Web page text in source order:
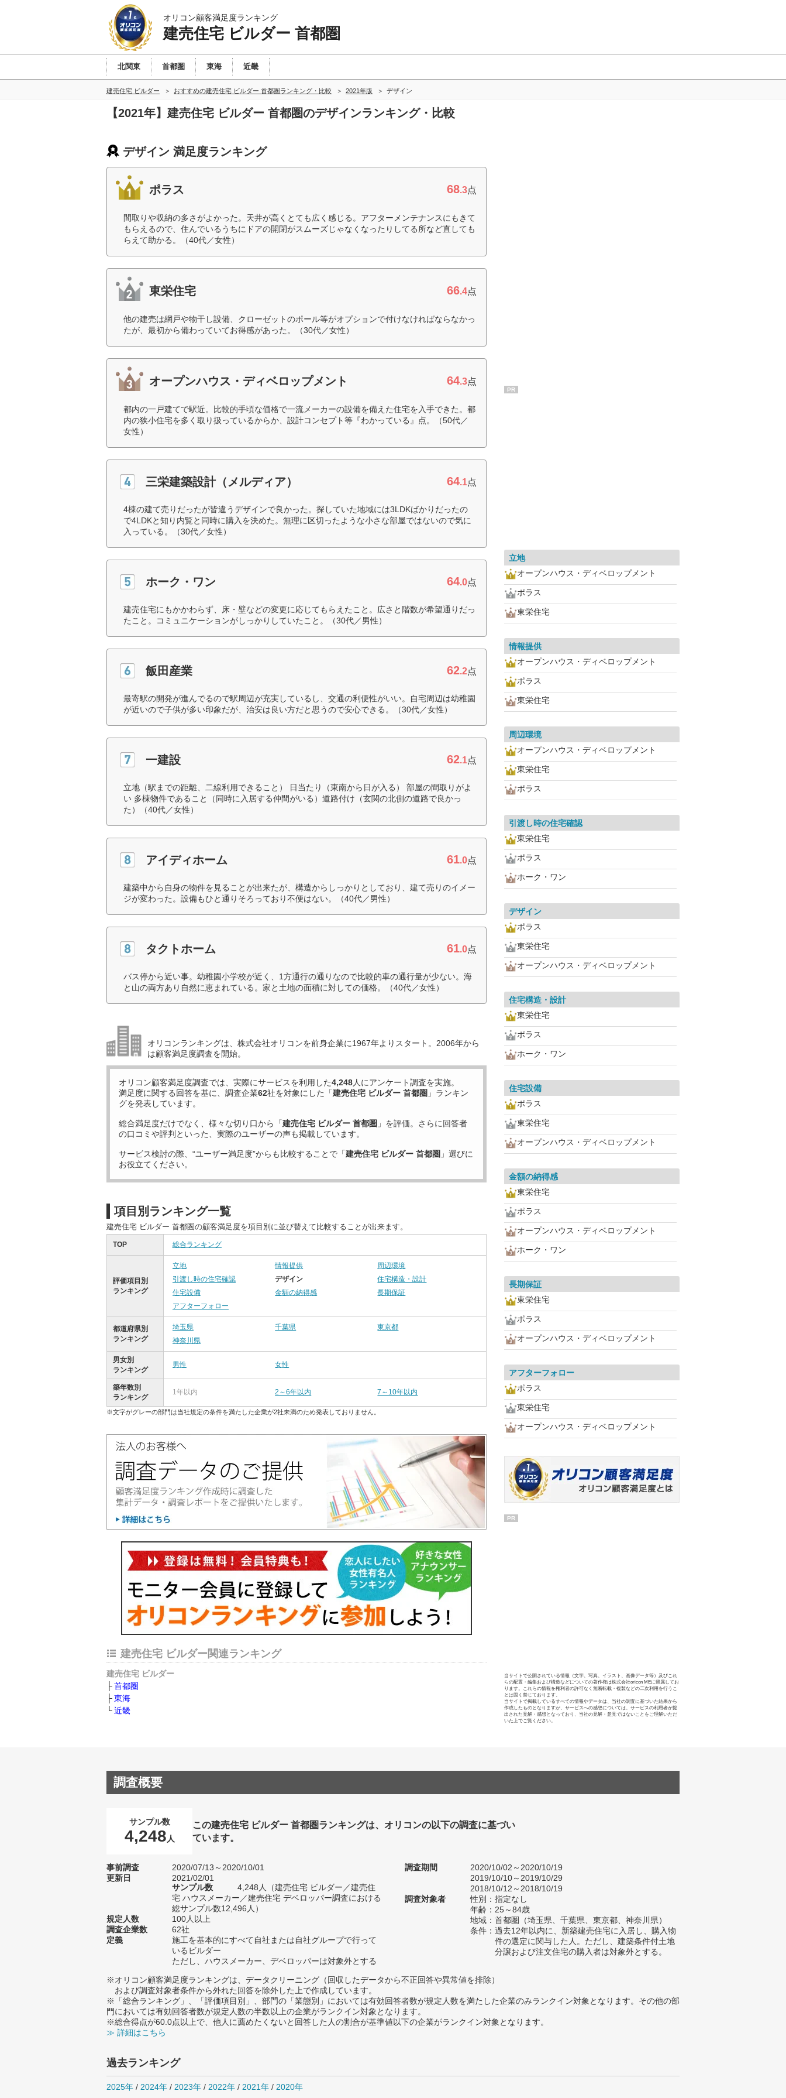
オリコン顧客満足度ランキング
建売住宅 ビルダー 首都圏
北関東 首都圏 東海 近畿
建売住宅 ビルダー おすすめの建売住宅 ビルダー 首都圏ランキング・比較 2021年版 デザイン
【2021年】建売住宅 ビルダー 首都圏のデザインランキング・比較
デザイン 満足度ランキング
ポラス 68.3点
間取りや収納の多さがよかった。天井が高くとても広く感じる。アフターメンテナンスにもきて
もらえるので、住んでいるうちにドアの開閉がスムーズじゃなくなったりしてる所など直しても
らえて助かる。（40代／女性）
東栄住宅 66.4点
他の建売は網戸や物干し設備、クローゼットのポール等がオプションで付けなければならなかっ
たが、最初から備わっていてお得感があった。（30代／女性）
オープンハウス・ディベロップメント 64.3点
都内の一戸建てで駅近。比較的手頃な価格で一流メーカーの設備を備えた住宅を入手できた。都
内の狭小住宅を多く取り扱っているからか、設計コンセプト等『わかっている』点。（50代／
女性）
三栄建築設計（メルディア） 64.1点
4棟の建て売りだったが皆違うデザインで良かった。探していた地域には3LDKばかりだったの
で4LDKと知り内覧と同時に購入を決めた。無理に区切ったような小さな部屋ではないので気に
入っている。（30代／女性）
ホーク・ワン 64.0点
建売住宅にもかかわらず、床・壁などの変更に応じてもらえたこと。広さと階数が希望通りだっ
たこと。コミュニケーションがしっかりしていたこと。（30代／男性）
飯田産業 62.2点
最寄駅の開発が進んでるので駅周辺が充実しているし、交通の利便性がいい。自宅周辺は幼稚園
が近いので子供が多い印象だが、治安は良い方だと思うので安心できる。（30代／女性）
一建設 62.1点
立地（駅までの距離、二線利用できること） 日当たり（東南から日が入る） 部屋の間取りがよ
い 多棟物件であること（同時に入居する仲間がいる）道路付け（玄関の北側の道路で良かっ
た）（40代／女性）
アイディホーム 61.0点
建築中から自身の物件を見ることが出来たが、構造からしっかりとしており、建て売りのイメー
ジが変わった。設備もひと通りそろっており不便はない。（40代／男性）
タクトホーム 61.0点
バス停から近い事。幼稚園小学校が近く、1方通行の通りなので比較的車の通行量が少ない。海
と山の両方あり自然に恵まれている。家と土地の面積に対しての価格。（40代／女性）
オリコンランキングは、株式会社オリコンを前身企業に1967年よりスタート。2006年から
は顧客満足度調査を開始。
オリコン顧客満足度調査では、実際にサービスを利用した4,248人にアンケート調査を実施。
満足度に関する回答を基に、調査企業62社を対象にした「建売住宅 ビルダー 首都圏 」ランキン
グを発表しています。
総合満足度だけでなく、様々な切り口から「建売住宅 ビルダー 首都圏 」を評価。さらに回答者
の口コミや評判といった、実際のユーザーの声も掲載しています。
サービス検討の際、“ユーザー満足度”からも比較することで「建売住宅 ビルダー 首都圏 」選びに
お役立てください。
項目別ランキング一覧
建売住宅 ビルダー 首都圏の顧客満足度を項目別に並び替えて比較することが出来ます。
TOP 総合ランキング
評価項目別
ランキング
立地 情報提供
周辺環境
引渡し時の住宅確認
デザイン
住宅構造・設計
住宅設備
金額の納得感
長期保証
アフターフォロー
都道府県別
ランキング
埼玉県 千葉県
東京都
神奈川県
男女別
ランキング
男性 女性
築年数別
ランキング
1年以内 2～6年以内 7～10年以内
※文字がグレーの部門は当社規定の条件を満たした企業が2社未満のため発表しておりません。
建売住宅 ビルダー関連ランキング
建売住宅 ビルダー
首都圏
東海
近畿
PR
立地
オープンハウス・ディベロップメント
ポラス
東栄住宅
情報提供
オープンハウス・ディベロップメント
ポラス
東栄住宅
周辺環境
オープンハウス・ディベロップメント
東栄住宅
ポラス
引渡し時の住宅確認
東栄住宅
ポラス
ホーク・ワン
デザイン
ポラス
東栄住宅
オープンハウス・ディベロップメント
住宅構造・設計
東栄住宅
ポラス
ホーク・ワン
住宅設備
ポラス
東栄住宅
オープンハウス・ディベロップメント
金額の納得感
東栄住宅
ポラス
オープンハウス・ディベロップメント
ホーク・ワン
長期保証
東栄住宅
ポラス
オープンハウス・ディベロップメント
アフターフォロー
ポラス
東栄住宅
オープンハウス・ディベロップメント
PR
当サイトで公開されている情報（文字、写真、イラスト、画像データ等）及びこれ
らの配置・編集および構造などについての著作権は株式会社oricon MEに帰属してお
ります。これらの情報を権利者の許可なく無断転載・複製などの二次利用を行うこ
とは固く禁じております。
当サイトで掲載しているすべての情報やデータは、当社の調査に基づいた結果から
作成したものとなりますが、サービスへの感想については、サービスの利用者が提
出された見解・感想となっており、当社の見解・意見ではないことをご理解いただ
いた上でご覧ください。
調査概要
サンプル数
4,248 人
この建売住宅 ビルダー 首都圏ランキングは、オリコンの以下の調査に基づい
ています。
事前調査
2020/07/13～2020/10/01
更新日
2021/02/01
サンプル数
4,248人（建売住宅 ビルダー／建売住
宅 ハウスメーカー／建売住宅 デベロッパー調査における
総サンプル数12,496人）
規定人数
100人以上
調査企業数
62社
定義
施工を基本的にすべて自社または自社グループで行って
いるビルダー
ただし、ハウスメーカー、デベロッパーは対象外とする
調査期間
2020/10/02～2020/10/19
2019/10/10～2019/10/29
2018/10/12～2018/10/19
調査対象者
性別：指定なし
年齢：25～84歳
地域：首都圏（埼玉県、千葉県、東京都、神奈川県）
条件：過去12年以内に、新築建売住宅に入居し、購入物
件の選定に関与した人。ただし、建築条件付土地
分譲および注文住宅の購入者は対象外とする。
※オリコン顧客満足度ランキングは、データクリーニング（回収したデータから不正回答や異常値を排除）
および調査対象者条件から外れた回答を除外した上で作成しています。
※「総合ランキング」、「評価項目別」、部門の「業態別」においては有効回答者数が規定人数を満たした企業のみランクイン対象となります。その他の部
門においては有効回答者数が規定人数の半数以上の企業がランクイン対象となります。
※総合得点が60.0点以上で、他人に薦めたくないと回答した人の割合が基準値以下の企業がランクイン対象となります。
≫ 詳細はこちら
過去ランキング
2025年 / 2024年 / 2023年 / 2022年 / 2021年 / 2020年